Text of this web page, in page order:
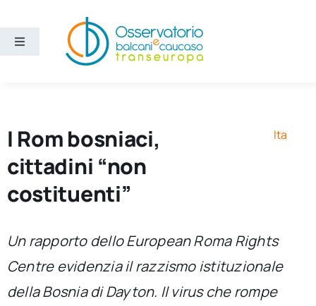
contenuto
Toggle
Ricerca e divulgazione
Chi siamo
I Rom bosniaci,
cittadini “non
costituenti”
Ita
Un rapporto dello European Roma Rights
Centre evidenzia il razzismo istituzionale
della Bosnia di Dayton. Il virus che rompe